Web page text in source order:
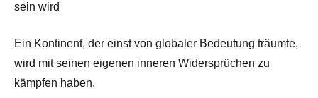
sein wird
Ein Kontinent, der einst von globaler Bedeutung träumte,
wird mit seinen eigenen inneren Widersprüchen zu
kämpfen haben.